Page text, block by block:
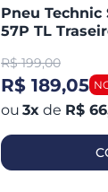
Pneu Technic
57P TL
R$ 199,00
R$ 189,05
3x de R$